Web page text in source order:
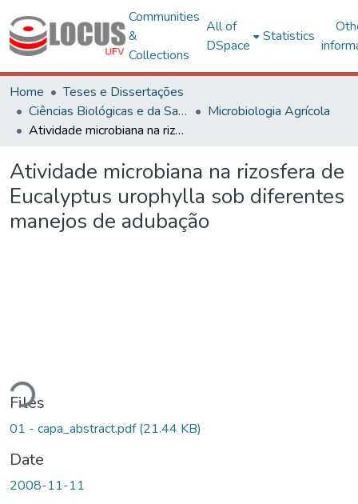
Communities
&
Collections
All of
DSpace
Statistics
Home
Teses e Dissertações
Ciências Biológicas e da Saúde
Microbiologia Agrícola
Atividade microbiana na rizosfera de Eucalyptus urophylla sob diferentes manejos de adubação
Atividade microbiana na rizosfera de
Eucalyptus urophylla sob diferentes
manejos de adubação
Loading...
Files
01 - capa_abstract.pdf(21.44 KB)
Date
2008-11-11